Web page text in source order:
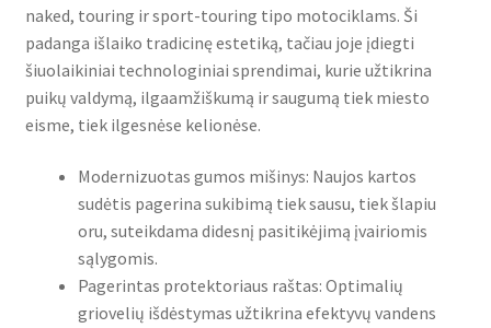
naked, touring ir sport-touring tipo motociklams. Ši
padanga išlaiko tradicinę estetiką, tačiau joje įdiegti
šiuolaikiniai technologiniai sprendimai, kurie užtikrina
puikų valdymą, ilgaamžiškumą ir saugumą tiek miesto
eisme, tiek ilgesnėse kelionėse.
Modernizuotas gumos mišinys: Naujos kartos
sudėtis pagerina sukibimą tiek sausu, tiek šlapiu
oru, suteikdama didesnį pasitikėjimą įvairiomis
sąlygomis.
Pagerintas protektoriaus raštas: Optimalių
griovelių išdėstymas užtikrina efektyvų vandens